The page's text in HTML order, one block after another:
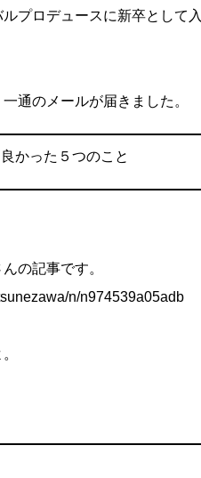
プロデュースに新卒として
通のメールが届きました。
かった５つのこと
の記事です。
n/n974539a05adb